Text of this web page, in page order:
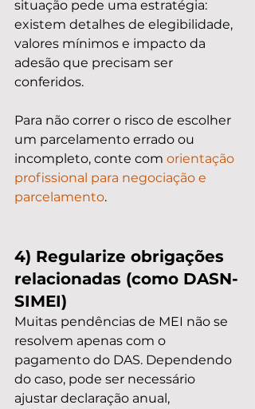
situação pede uma estratégia:
existem detalhes de elegibilidade,
valores mínimos e impacto da
adesão que precisam ser
conferidos.
Para não correr o risco de escolher
um parcelamento errado ou
incompleto, conte com orientação
profissional para negociação e
parcelamento.
4) Regularize obrigações
relacionadas (como DASN-
SIMEI)
Muitas pendências de MEI não se
resolvem apenas com o
pagamento do DAS. Dependendo
do caso, pode ser necessário
ajustar declaração anual,